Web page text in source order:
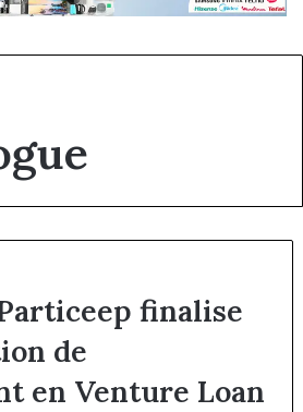
finalise
de
en Venture Loan